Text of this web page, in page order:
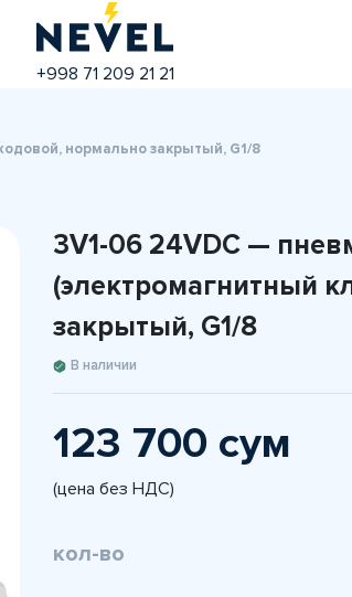
+998 71 209 21 21
нормально закрытый, G1/8
3V1-06 24VDC —
(электромагнитный
закрытый, G1/8
В наличии
123 700 сум
(цена без НДС)
кол-во